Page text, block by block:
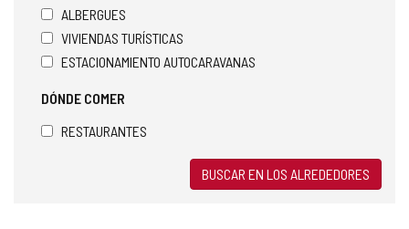
ALBERGUES
VIVIENDAS TURÍSTICAS
ESTACIONAMIENTO AUTOCARAVANAS
DÓNDE COMER
RESTAURANTES
BUSCAR EN LOS ALREDEDORES